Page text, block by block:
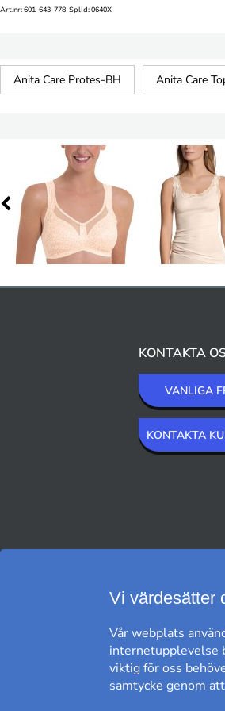
Art.nr: 601-643-778 SplId: 0640X
Anita Care Protes-BH Anita Care
KONTAKTA
VANLIGA
KONTAKTA
Vi värdesätter
Vår webplats
internetupplevelse
viktig för oss
samtycke genom